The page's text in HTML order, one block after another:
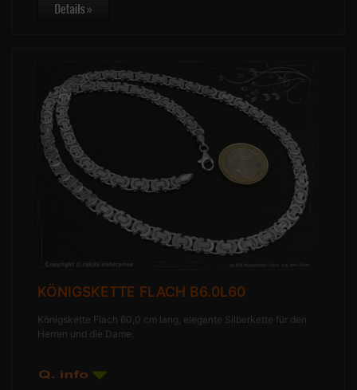
KÖNIGSKETTE FLACH B6.0L60
Königskette Flach 60,0 cm lang, elegante Silberkette für den
Herren und die Dame.